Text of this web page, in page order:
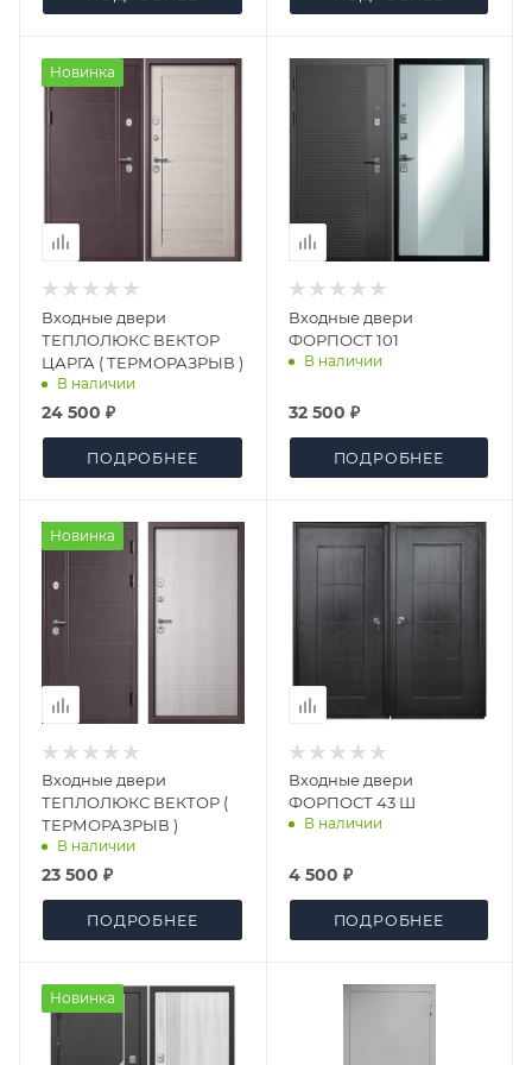
Новинка
Входные двери
ТЕПЛОЛЮКС ВЕКТОР
ЦАРГА ( ТЕРМОРАЗРЫВ )
В наличии
24 500 ₽
ПОДРОБНЕЕ
Входные двери
ФОРПОСТ 101
В наличии
32 500 ₽
ПОДРОБНЕЕ
Новинка
Входные двери
ТЕПЛОЛЮКС ВЕКТОР (
ТЕРМОРАЗРЫВ )
В наличии
23 500 ₽
ПОДРОБНЕЕ
Входные двери
ФОРПОСТ 43 Ш
В наличии
4 500 ₽
ПОДРОБНЕЕ
Новинка